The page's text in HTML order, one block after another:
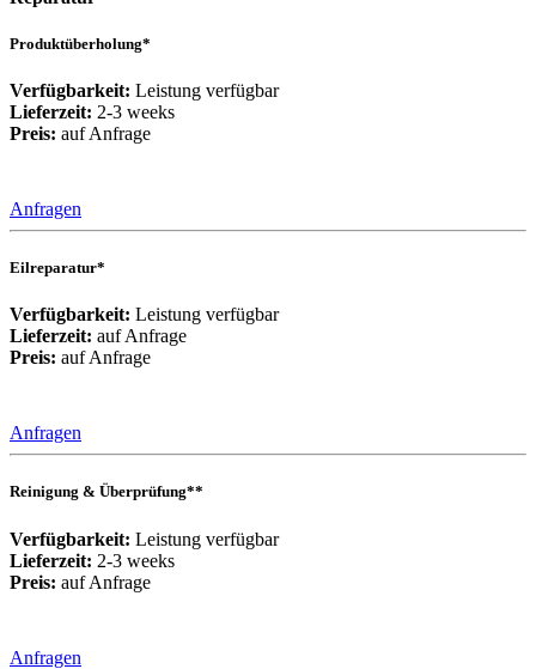
Produktüberholung*
Verfügbarkeit: Leistung verfügbar
Lieferzeit: 2-3 weeks
Preis: auf Anfrage
Anfragen
Eilreparatur*
Verfügbarkeit: Leistung verfügbar
Lieferzeit: auf Anfrage
Preis: auf Anfrage
Anfragen
Reinigung & Überprüfung**
Verfügbarkeit: Leistung verfügbar
Lieferzeit: 2-3 weeks
Preis: auf Anfrage
Anfragen